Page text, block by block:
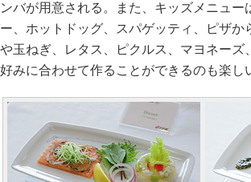
バが用意される。また、キッズメニュ
、ホットドッグ、スパゲッティ、ピザか
や玉ねぎ、レタス、ピクルス、マヨネーズ
みに合わせて作ることができるのも楽し